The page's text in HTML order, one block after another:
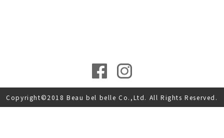
Copyright©2018 Beau bel belle Co.,Ltd. All Rights Reserved.